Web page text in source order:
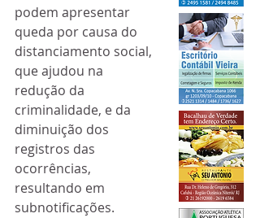
podem apresentar
queda por causa do
distanciamento social,
que ajudou na
redução da
criminalidade, e da
diminuição dos
registros das
ocorrências,
resultando em
subnotificações.